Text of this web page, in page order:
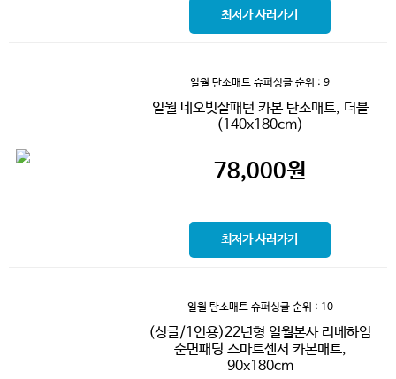
최저가 사러가기
일월 탄소매트 슈퍼싱글 순위 : 9
일월 네오빗살패턴 카본 탄소매트, 더블
(140x180cm)
78,000원
최저가 사러가기
일월 탄소매트 슈퍼싱글순위 : 10
(싱글/1인용)22년형 일월본사 리베하임
순면패딩 스마트센서 카본매트,
90x180cm